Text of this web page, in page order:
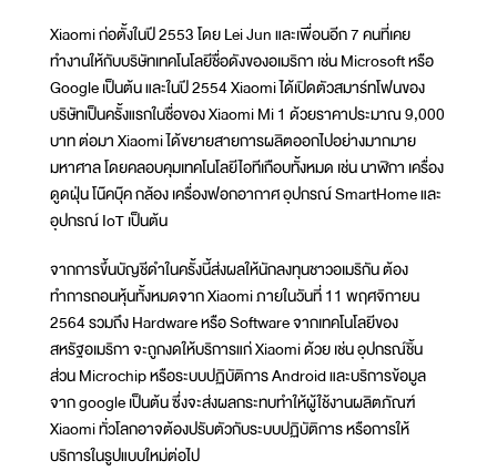
Xiaomi ก่อตั้งในปี 2553 โดย Lei Jun และเพื่อนอีก 7 คนที่เคย
ทำงานให้กับบริษัทเทคโนโลยีชื่อดังของอเมริกา เช่น Microsoft หรือ
Google เป็นต้น และในปี 2554 Xiaomi ได้เปิดตัวสมาร์ทโฟนของ
บริษัทเป็นครั้งแรกในชื่อของ Xiaomi Mi 1 ด้วยราคาประมาณ 9,000
บาท ต่อมา Xiaomi ได้ขยายสายการผลิตออกไปอย่างมากมาย
มหาศาล โดยคลอบคุมเทคโนโลยีไอทีเกือบทั้งหมด เช่น นาฬิกา เครื่อง
ดูดฝุ่น โน๊คบุ๊ค กล้อง เครื่องฟอกอากาศ อุปกรณ์ SmartHome และ
อุปกรณ์ IoT เป็นต้น
จากการขึ้นบัญชีดำในครั้งนี้ส่งผลให้นักลงทุนชาวอเมริกัน ต้อง
ทำการถอนหุ้นทั้งหมดจาก Xiaomi ภายในวันที่ 11 พฤศจิกายน
2564 รวมถึง Hardware หรือ Software จากเทคโนโลยีของ
สหรัฐอเมริกา จะถูกงดให้บริการแก่ Xiaomi ด้วย เช่น อุปกรณ์ชิ้น
ส่วน Microchip หรือระบบปฏิบัติการ Android และบริการข้อมูล
จาก google เป็นต้น ซึ่งจะส่งผลกระทบทำให้ผู้ใช้งานผลิตภัณฑ์
Xiaomi ทั่วโลกอาจต้องปรับตัวกับระบบปฏิบัติการ หรือการให้
บริการในรูปแบบใหม่ต่อไป